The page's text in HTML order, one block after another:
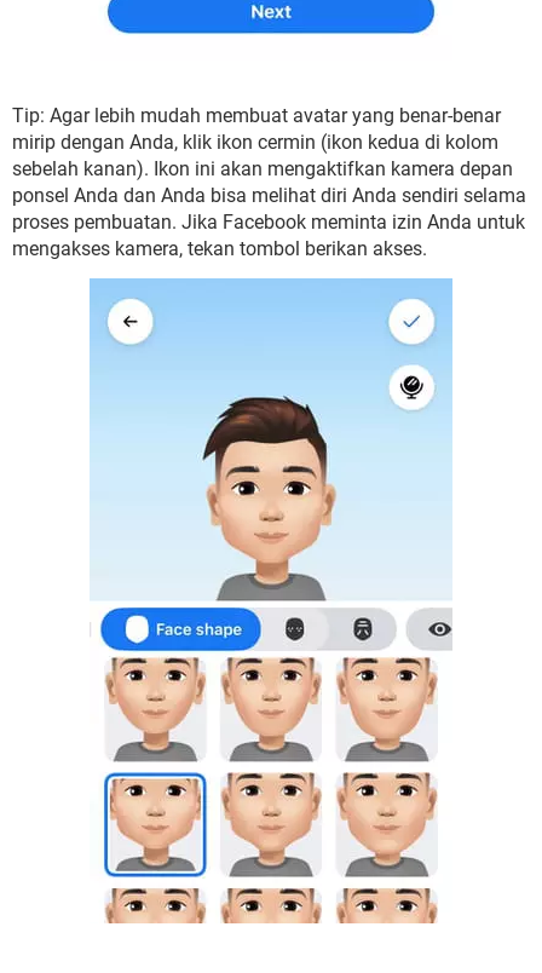
Tip: Agar lebih mudah membuat avatar yang benar-benar
mirip dengan Anda, klik ikon cermin (ikon kedua di kolom
sebelah kanan). Ikon ini akan mengaktifkan kamera depan
ponsel Anda dan Anda bisa melihat diri Anda sendiri selama
proses pembuatan. Jika Facebook meminta izin Anda untuk
mengakses kamera, tekan tombol berikan akses.